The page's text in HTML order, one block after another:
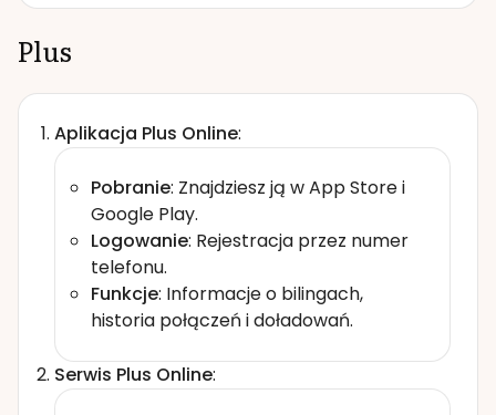
Plus
Aplikacja Plus Online:
Pobranie: Znajdziesz ją w App Store i
Google Play.
Logowanie: Rejestracja przez numer
telefonu.
Funkcje: Informacje o bilingach,
historia połączeń i doładowań.
Serwis Plus Online: